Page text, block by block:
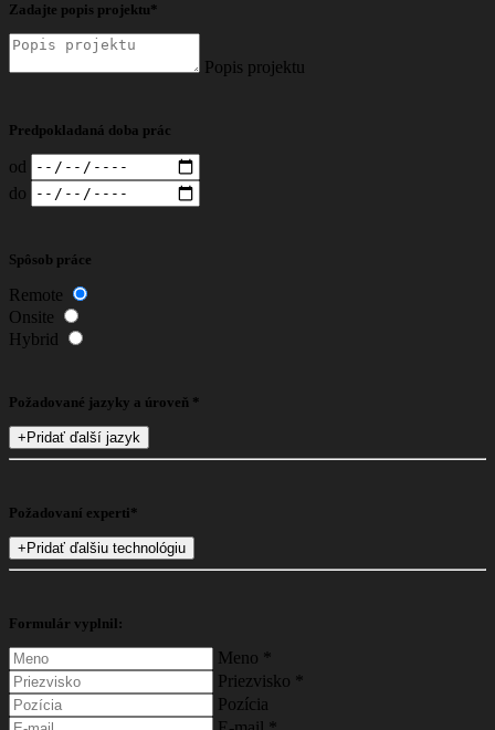
Zadajte popis projektu*
Popis projektu
Predpokladaná doba prác
od
do
Spôsob práce
Remote
Onsite
Hybrid
Požadované jazyky a úroveň *
+Pridať ďalší jazyk
Požadovaní experti*
+Pridať ďalšiu technológiu
Formulár vyplnil:
Meno *
Priezvisko *
Pozícia